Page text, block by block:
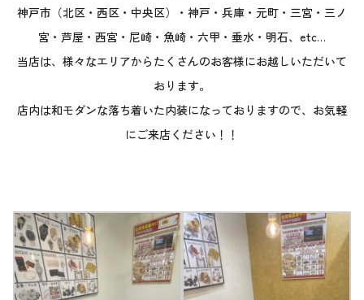
神戸市（北区・西区・中央区）・神戸・兵庫・元町・三宮・三ノ
宮・芦屋・西宮・尼崎・魚崎・六甲・垂水・明石、etc…
当店は、様々なエリアからたくさんのお客様にお越しいただいて
おります。
店内は和モダンな落ち着いた内装になっておりますので、お気軽
にご来店ください！！